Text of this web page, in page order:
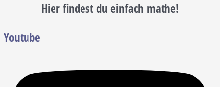
Hier findest du einfach mathe!
Youtube